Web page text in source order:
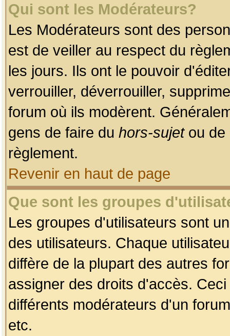
Qui sont les Modérateurs?
Les Modérateurs sont des
est de veiller au respect du
les jours. Ils ont le pouvoir
verrouiller, déverrouiller,
forum où ils modèrent.
gens de faire du hors-sujetou de
règlement.
Revenir en haut de page
Que sont les groupes
Les groupes d'utilisateurs sont
des utilisateurs. Chaque
diffère de la plupart des autres
assigner des droits d'accès.
différents modérateurs d'un
etc.